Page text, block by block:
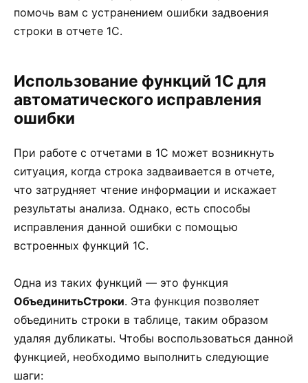
помочь вам с устранением ошибки задвоения
строки в отчете 1С.
Использование функций 1С для
автоматического исправления
ошибки
При работе с отчетами в 1С может возникнуть
ситуация, когда строка задваивается в отчете,
что затрудняет чтение информации и искажает
результаты анализа. Однако, есть способы
исправления данной ошибки с помощью
встроенных функций 1С.
Одна из таких функций — это функция
ОбъединитьСтроки. Эта функция позволяет
объединить строки в таблице, таким образом
удаляя дубликаты. Чтобы воспользоваться данной
функцией, необходимо выполнить следующие
шаги: